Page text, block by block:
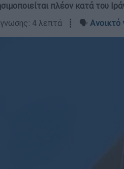
πλέον κατά του
4 λεπτά ┋ 🗣️ Ανοικτό